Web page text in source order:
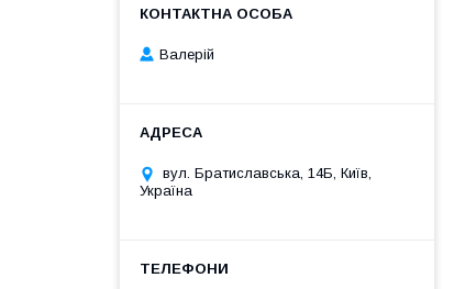
Валерій
вул. Братиславська, 14Б, Київ,
Україна